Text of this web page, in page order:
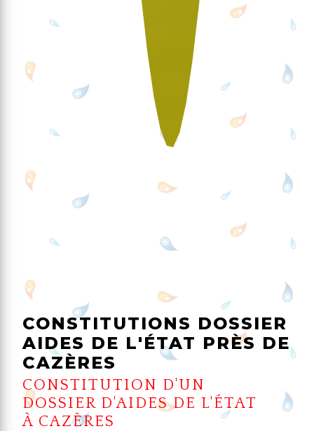
CONSTITUTIONS DOSSIER
AIDES DE L'ÉTAT PRÈS DE
CAZÈRES
CONSTITUTION D'UN
DOSSIER D'AIDES DE L'ÉTAT
À CAZÈRES